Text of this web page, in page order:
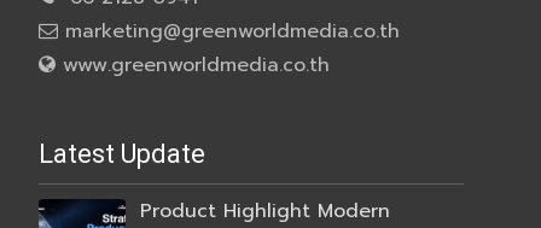
marketing@greenworldmedia.co.th
www.greenworldmedia.co.th
Latest Update
Product Highlight Modern